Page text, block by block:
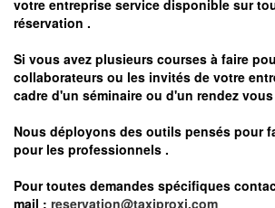
votre entreprise service disponible sur
réservation .
Si vous avez plusieurs courses à faire
collaborateurs ou les invités de votre
cadre d'un séminaire ou d'un rendez vous
Nous déployons des outils pensés pour
pour les professionnels .
Pour toutes demandes spécifiques
mail : reservation@taxiproxi.com